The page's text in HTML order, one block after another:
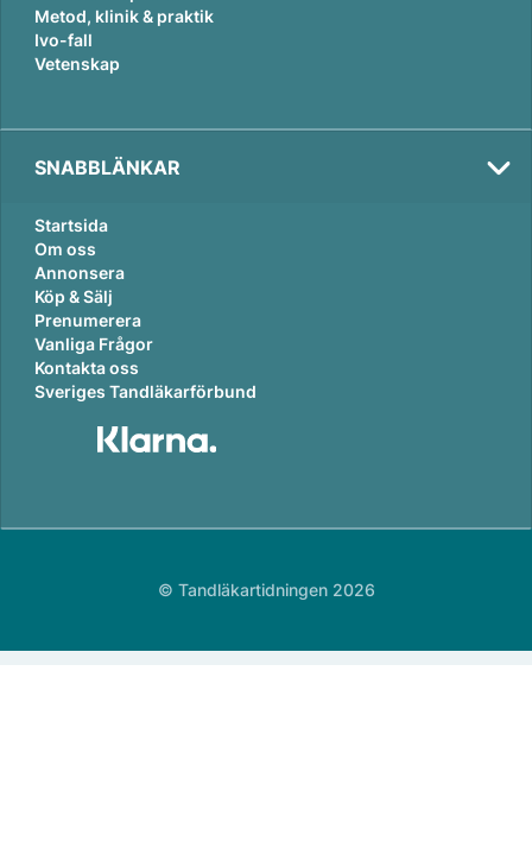
Metod, klinik & praktik
Ivo-fall
Vetenskap
SNABBLÄNKAR
Startsida
Om oss
Annonsera
Köp & Sälj
Prenumerera
Vanliga Frågor
Kontakta oss
Sveriges Tandläkarförbund
© Tandläkartidningen 2026